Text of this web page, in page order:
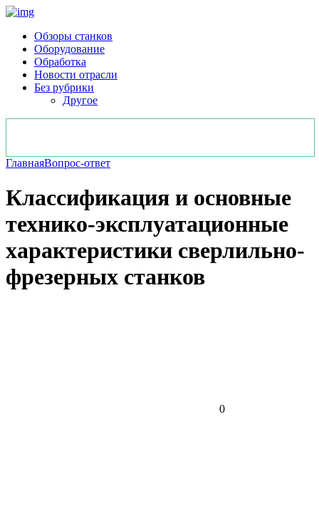
Обзоры станков
Оборудование
Обработка
Новости отрасли
Без рубрики
Другое
ГлавнаяВопрос-ответ
Классификация и основные
технико-эксплуатационные
характеристики сверлильно-
фрезерных станков
0